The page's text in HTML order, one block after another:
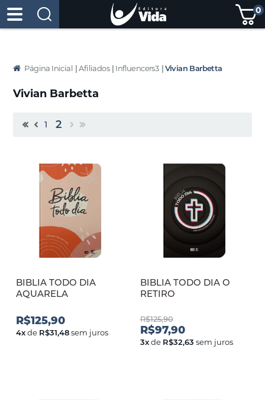
0
Página Inicial | Afiliados | Influencers3 |Vivian Barbetta
Vivian Barbetta
1 2
BIBLIA TODO DIA
AQUARELA
R$125,90
4xde R$31,48sem juros
BIBLIA TODO DIA O
RETIRO
R$125,90
R$97,90
3xde R$32,63 sem juros